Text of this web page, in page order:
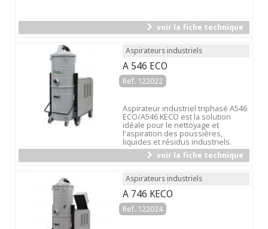
voir la fiche technique
Aspirateurs industriels
A 546 ECO
Ref. 122022
Aspirateur industriel triphasé A546
ECO/A546 KECO est la solution
idéale pour le nettoyage et
l'aspiration des poussières,
liquides et résidus industriels.
voir la fiche technique
Aspirateurs industriels
A 746 KECO
Ref. 122024